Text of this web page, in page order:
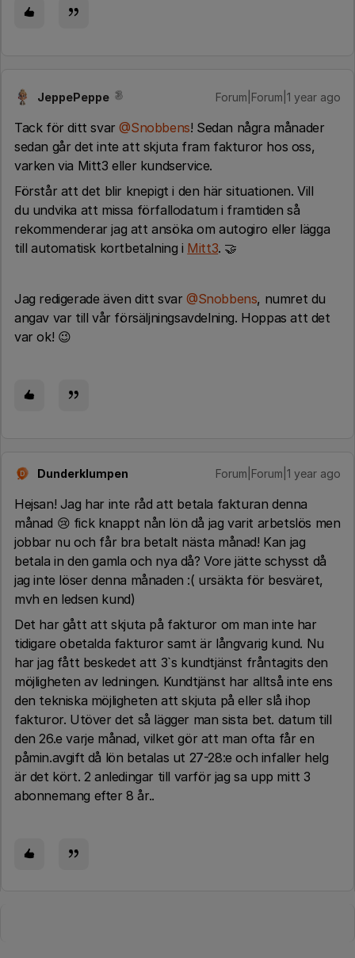
JeppePeppe Forum|Forum|1 year ago
Tack för ditt svar@Snobbens! Sedan några månader
sedan går det inte att skjuta fram fakturor hos oss,
varken via Mitt3 eller kundservice.
Förstår att det blir knepigt i den här situationen. Vill
du undvika att missa förfallodatum i framtiden så
rekommenderar jag att ansöka om autogiro eller lägga
till automatisk kortbetalning i Mitt3. 🤝
Jag redigerade även ditt svar@Snobbens, numret du
angav var till vår försäljningsavdelning. Hoppas att det
var ok! 😉
D Dunderklumpen Forum|Forum|1 year ago
Hejsan! Jag har inte råd att betala fakturan denna
månad 😢 fick knappt nån lön då jag varit arbetslös men
jobbar nu och får bra betalt nästa månad! Kan jag
betala in den gamla och nya då? Vore jätte schysst då
jag inte löser denna månaden :( ursäkta för besväret,
mvh en ledsen kund)
Det har gått att skjuta på fakturor om man inte har
tidigare obetalda fakturor samt är långvarig kund. Nu
har jag fått beskedet att 3`s kundtjänst fråntagits den
möjligheten av ledningen. Kundtjänst har alltså inte ens
den tekniska möjligheten att skjuta på eller slå ihop
fakturor. Utöver det så lägger man sista bet. datum till
den 26.e varje månad, vilket gör att man ofta får en
påmin.avgift då lön betalas ut 27-28:e och infaller helg
är det kört. 2 anledingar till varför jag sa upp mitt 3
abonnemang efter 8 år..